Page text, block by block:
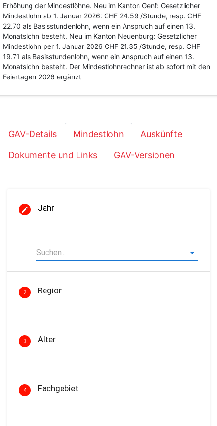
Erhöhung der Mindestlöhne. Neu im Kanton Genf: Gesetzlicher
Mindestlohn ab 1. Januar 2026: CHF 24.59 /Stunde, resp. CHF
22.70 als Basisstundenlohn, wenn ein Anspruch auf einen 13.
Monatslohn besteht. Neu im Kanton Neuenburg: Gesetzlicher
Mindestlohn per 1. Januar 2026 CHF 21.35 /Stunde, resp. CHF
19.71 als Basisstundenlohn, wenn ein Anspruch auf einen 13.
Monatslohn besteht. Der Mindestlohnrechner ist ab sofort mit den
Feiertagen 2026 ergänzt
GAV-Details Mindestlohn Auskünfte
Dokumente und Links GAV-Versionen
Jahr
2 Region
3 Alter
4 Fachgebiet